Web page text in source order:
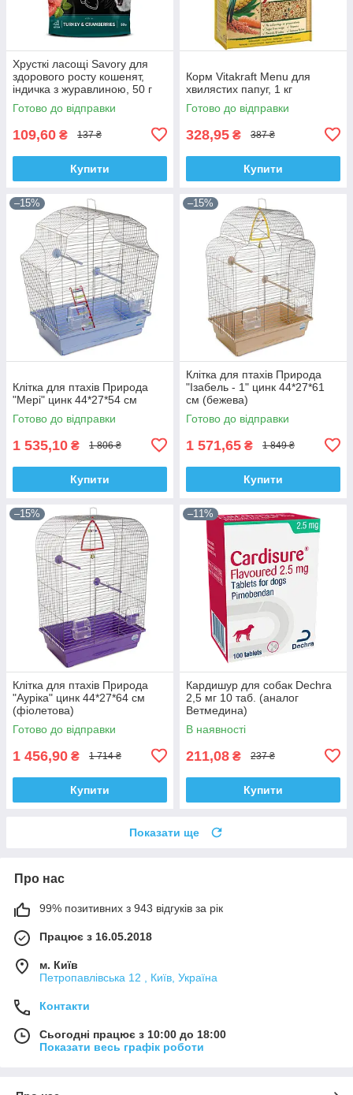
Хрусткі ласощі Savory для
здорового росту кошенят,
індичка з журавлиною, 50 г
Готово до відправки
109,60 ₴ 137 ₴
Купити
Корм Vitakraft Menu для
хвилястих папуг, 1 кг
Готово до відправки
328,95 ₴ 387 ₴
Купити
–15%
Клітка для птахів Природа
"Мері" цинк 44*27*54 см
Готово до відправки
1 535,10 ₴ 1 806 ₴
Купити
–15%
Клітка для птахів Природа
"Ізабель - 1" цинк 44*27*61
см (бежева)
Готово до відправки
1 571,65 ₴ 1 849 ₴
Купити
–15%
Клітка для птахів Природа
"Ауріка" цинк 44*27*64 см
(фіолетова)
Готово до відправки
1 456,90 ₴ 1 714 ₴
Купити
–11%
Кардишур для собак Dechra
2,5 мг 10 таб. (аналог
Ветмедина)
В наявності
211,08 ₴ 237 ₴
Купити
Показати ще
Про нас
99% позитивних з 943 відгуків за рік
Працює з 16.05.2018
м. Київ
Петропавлівська 12 , Київ, Україна
Контакти
Сьогодні працює з 10:00 до 18:00
Показати весь графік роботи